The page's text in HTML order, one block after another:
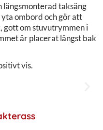
längsmonterad taksäng
ombord och gör att
gott om stuvutrymmen i
är placerat längst bak
vis.